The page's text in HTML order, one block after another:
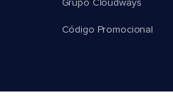
Grupo Cloudways
Código Promocional